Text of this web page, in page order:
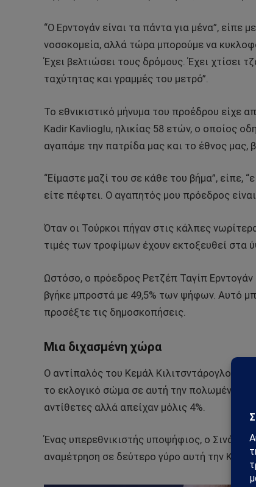
“Ο Ερντογάν είναι τα πάντα για μένα”,
νοσοκομεία, αλλά τώρα μπορούμε να
Έχει βελτιώσει τους δρόμους. Έχει χτίσει
ταχύτητας και γραμμές του μετρό”.
Το εθνικιστικό μήνυμα του προέδρου είχε
Kadir Kavlioglu, ηλικίας 58 ετών, ο οποίος
αγαπάμε την πατρίδα μας και το έθνος
“Είμαστε μαζί του σε κάθε του βήμα”, είπε,
είτε πέφτει. Ο αγαπητός μου πρόεδρος
Όταν οι Τούρκοι πήγαν στις κάλπες
τιμές των τροφίμων έχουν εκτοξευθεί στα
Ωστόσο, ο πρόεδρος Ρετζέπ Ταγίπ
βγήκε μπροστά με 49,5% των ψήφων. Αυτό
προσέξτε τις δημοσκοπήσεις.
Μια διχασμένη χώρα
Ο αντίπαλός του Κεμάλ Κιλιτσντάρογλου, ο
το εκλογικό σώμα σε αυτή την πολωμένη
αντίθετες αλλά απείχαν μόλις 4%.
Ένας υπερεθνικιστής υποψήφιος, ο Σινάν
αναμέτρηση σε δεύτερο γύρο αυτή την